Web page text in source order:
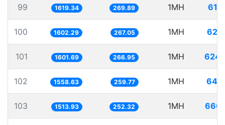
99 1619.34 269.89 1MH
100 1602.29 267.05 1MH
101 1601.69 266.95 1MH
102 1558.63 259.77 1MH
103 1513.93 252.32 1MH